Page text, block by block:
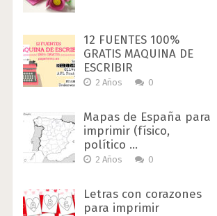
12 FUENTES 100%
GRATIS MAQUINA DE
ESCRIBIR
2 Años 0
Mapas de España para
imprimir (físico,
político …
2 Años 0
Letras con corazones
para imprimir